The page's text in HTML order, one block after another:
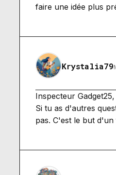
faire une idée plus
Krystalia79
Inspecteur
Si tu as d'autres
pas. C'est le but